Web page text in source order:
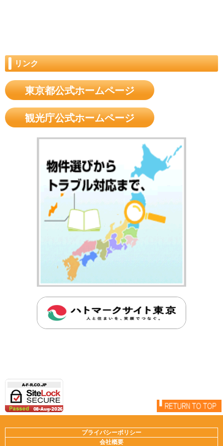
リンク
東京都公式ホームページ
観光庁公式ホームページ
プライバシーポリシー
会社概要